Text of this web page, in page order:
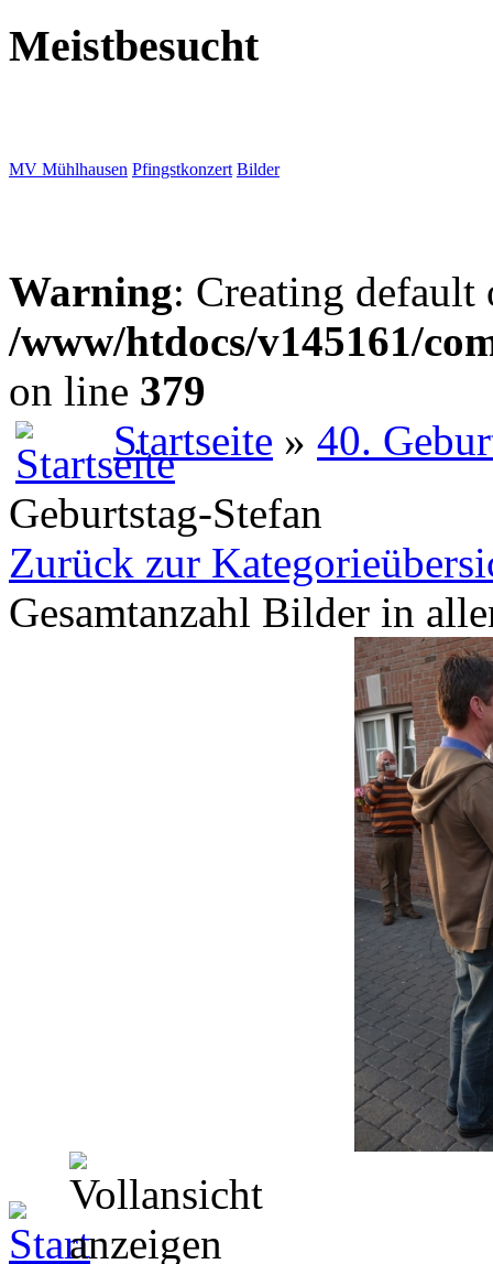
Meistbesucht
MV Mühlhausen Pfingstkonzert Bilder
Warning: Creating
/www/htdocs/v145161/
on line 379
Startseite » 40.
Geburtstag-Stefan
Zurück zur
Gesamtanzahl Bilder in